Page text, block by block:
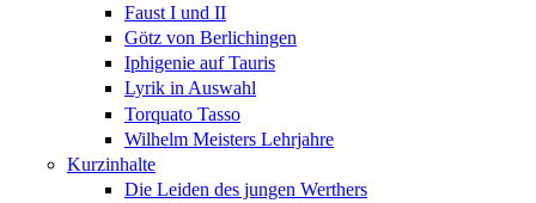
Faust I und II
Götz von Berlichingen
Iphigenie auf Tauris
Lyrik in Auswahl
Torquato Tasso
Wilhelm Meisters Lehrjahre
Kurzinhalte
Die Leiden des jungen Werthers